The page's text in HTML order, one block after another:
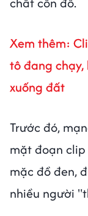
Xem thêm:
tô đang
xuống đất
Trước đó,
mặt đoạn
mặc đồ đen,
nhiều người